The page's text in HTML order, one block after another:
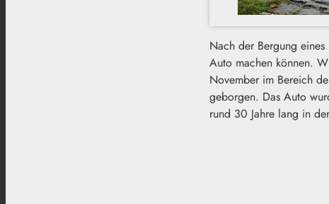
Nach der Bergung
Auto machen können.
November im Bereich
geborgen. Das Auto
rund 30 Jahre lang in